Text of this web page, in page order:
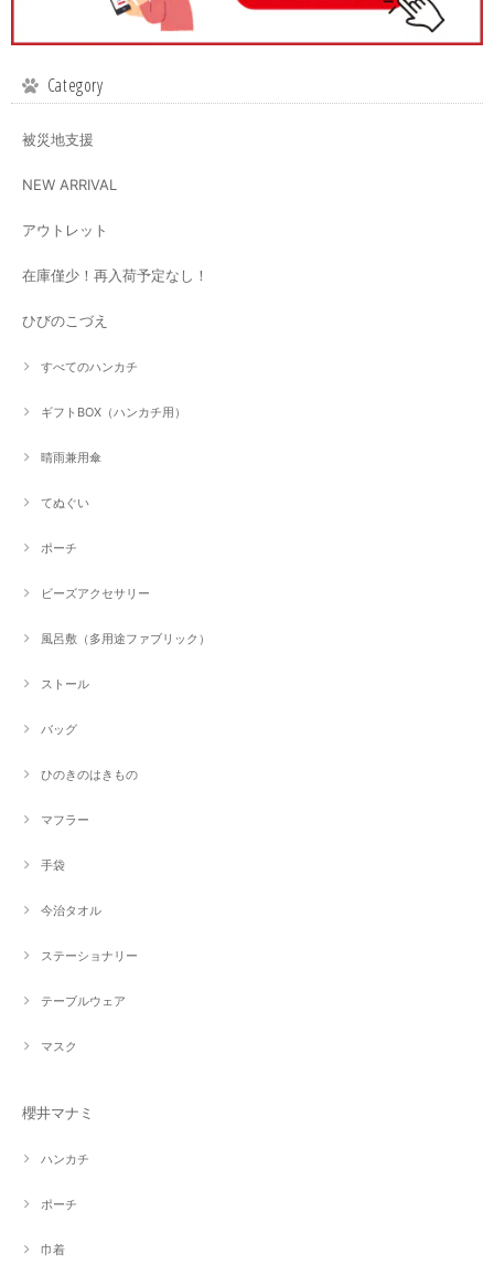
Category
被災地支援
NEW ARRIVAL
アウトレット
在庫僅少！再入荷予定なし！
ひびのこづえ
すべてのハンカチ
ギフトBOX（ハンカチ用）
晴雨兼用傘
てぬぐい
ポーチ
ビーズアクセサリー
風呂敷（多用途ファブリック）
ストール
バッグ
ひのきのはきもの
マフラー
手袋
今治タオル
ステーショナリー
テーブルウェア
マスク
櫻井マナミ
ハンカチ
ポーチ
巾着